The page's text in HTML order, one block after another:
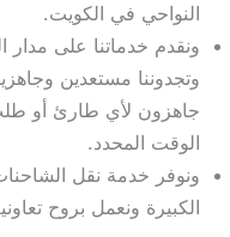
النواحي في الكويت.
ونقدم خدماتنا على مدار
وتجدوننا مستعدين
جاهزون لأي طارئ أو
الوقت المحدد.
ونوفر خدمة نقل
الكبيرة ونعمل بروح